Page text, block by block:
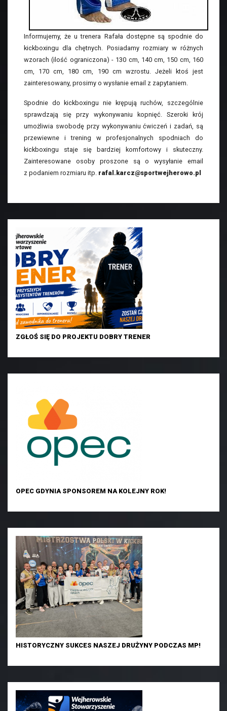
Informujemy, że u trenera Rafała dostępne są spodnie do
kickboxingu dla chętnych. Posiadamy rozmiary w różnych
wzorach (ilość ograniczona) - 130 cm, 140 cm, 150 cm, 160
cm, 170 cm, 180 cm, 190 cm wzrostu. Jeżeli ktoś jest
zainteresowany, prosimy o wysłanie email z zapytaniem.
Spodnie do kickboxingu nie krępują ruchów, szczególnie
sprawdzają się przy wykonywaniu kopnięć. Szeroki krój
umożliwia swobodę przy wykonywaniu ćwiczeń i zadań, są
przewiewne i trening w profesjonalnych spodniach do
kickboxingu staje się bardziej komfortowy i skuteczny.
Zainteresowane osoby proszone są o wysyłanie email
z podaniem rozmiaru itp. rafal.karcz@sportwejherowo.pl
ZGŁOŚ SIĘ DO PROJEKTU DOBRY TRENER
OPEC GDYNIA SPONSOREM NA KOLEJNY ROK!
HISTORYCZNY SUKCES NASZEJ DRUŻYNY PODCZAS MP!